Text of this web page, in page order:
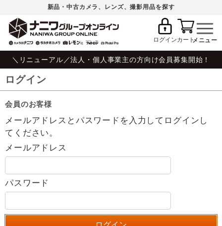
新品・中古カメラ、レンズ、撮影用品を探す
ログインカート
＼リニューアル／法人・個人事業主の方向け会員募集開始！
ログイン
会員のお客様
メールアドレスとパスワードを入力してログインし
てください。
メールアドレス
パスワード